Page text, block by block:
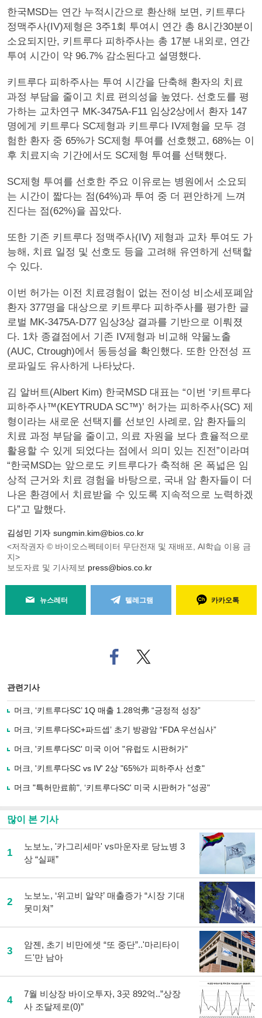
한국MSD는 연간 누적시간으로 환산해 보면, 키트루다
정맥주사(IV)제형은 3주1회 투여시 연간 총 8시간30분이
소요되지만, 키트루다 피하주사는 총 17분 내외로, 연간
투여 시간이 약 96.7% 감소된다고 설명했다.
키트루다 피하주사는 투여 시간을 단축해 환자의 치료
과정 부담을 줄이고 치료 편의성을 높였다. 선호도를 평
가하는 교차연구 MK-3475A-F11 임상2상에서 환자 147
명에게 키트루다 SC제형과 키트루다 IV제형을 모두 경
험한 환자 중 65%가 SC제형 투여를 선호했고, 68%는 이
후 치료지속 기간에서도 SC제형 투여를 선택했다.
SC제형 투여를 선호한 주요 이유로는 병원에서 소요되
는 시간이 짧다는 점(64%)과 투여 중 더 편안하게 느껴
진다는 점(62%)을 꼽았다.
또한 기존 키트루다 정맥주사(IV) 제형과 교차 투여도 가
능해, 치료 일정 및 선호도 등을 고려해 유연하게 선택할
수 있다.
이번 허가는 이전 치료경험이 없는 전이성 비소세포폐암
환자 377명을 대상으로 키트루다 피하주사를 평가한 글
로벌 MK-3475A-D77 임상3상 결과를 기반으로 이뤄졌
다. 1차 종결점에서 기존 IV제형과 비교해 약물노출
(AUC, Ctrough)에서 동등성을 확인했다. 또한 안전성 프
로파일도 유사하게 나타났다.
김 알버트(Albert Kim) 한국MSD 대표는 “이번 ‘키트루다
피하주사™(KEYTRUDA SC™)’ 허가는 피하주사(SC) 제
형이라는 새로운 선택지를 선보인 사례로, 암 환자들의
치료 과정 부담을 줄이고, 의료 자원을 보다 효율적으로
활용할 수 있게 되었다는 점에서 의미 있는 진전”이라며
“한국MSD는 앞으로도 키트루다가 축적해 온 폭넓은 임
상적 근거와 치료 경험을 바탕으로, 국내 암 환자들이 더
나은 환경에서 치료받을 수 있도록 지속적으로 노력하겠
다”고 말했다.
김성민 기자 sungmin.kim@bios.co.kr
<저작권자 © 바이오스펙테이터 무단전재 및 재배포, AI학습 이용 금
지>
보도자료 및 기사제보 press@bios.co.kr
뉴스레터 텔레그램 카카오톡
페
이
로
기
사
유
기
트위
터로
관련기사
머크, ‘키트루다SC’ 1Q 매출 1.28억弗 “긍정적 성장”
머크, ‘키트루다SC+파드셉’ 초기 방광암 “FDA 우선심사”
머크, '키트루다SC' 미국 이어 "유럽도 시판허가"
머크, '키트루다SC vs IV' 2상 "65%가 피하주사 선호"
머크 "특허만료前", ‘키트루다SC' 미국 시판허가 "성공"
많이 본 기사
1
노보노, '카그리세마' vs마운자로 당뇨병 3
상 “실패”
2
노보노, ‘위고비 알약’ 매출증가 “시장 기대
못미쳐”
3
암젠, 초기 비만에셋 “또 중단”..'마리타이
드'만 남아
4
7월 비상장 바이오투자, 3곳 892억..”상장
사 조달제로(0)”